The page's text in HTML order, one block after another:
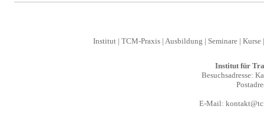
Institut| TCM-Praxis| Ausbildung | Seminare| Kurse
Institut für
Besuchsadresse:
E-Mail: